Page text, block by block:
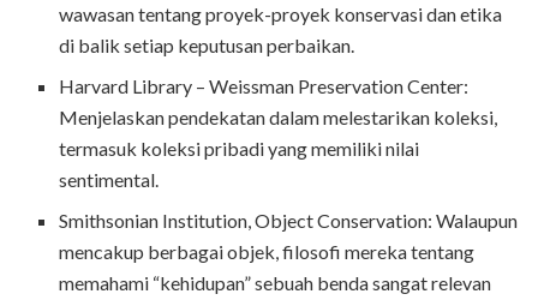
wawasan tentang proyek-proyek konservasi dan etika
di balik setiap keputusan perbaikan.
Harvard Library – Weissman Preservation Center:
Menjelaskan pendekatan dalam melestarikan koleksi,
termasuk koleksi pribadi yang memiliki nilai
sentimental.
Smithsonian Institution, Object Conservation: Walaupun
mencakup berbagai objek, filosofi mereka tentang
memahami “kehidupan” sebuah benda sangat relevan